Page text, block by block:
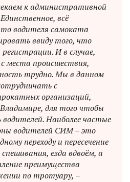
к административной
всё
водителя самоката
ввиду того, что
И в случае,
места происшествия,
трудно. Мы в данном
с
организаций,
для того чтобы
Наиболее частые
водителей СИМ – это
переходу и пересечение
езда вдвоём, а
преимущества
по тротуару, –